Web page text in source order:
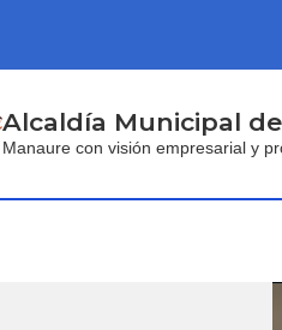
Alcaldía Municipal
Manaure con visión empresarial y